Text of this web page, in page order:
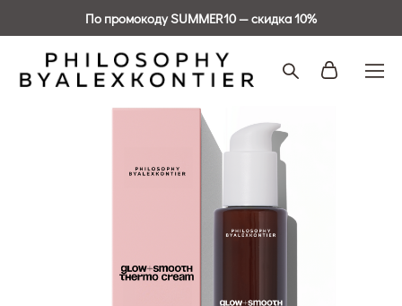
По промокоду SUMMER10 — скидка 10%
ХИТ ПРОДАЖ